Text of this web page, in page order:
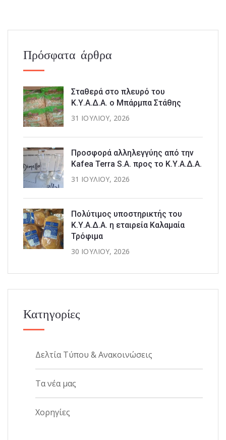
Πρόσφατα άρθρα
Σταθερά στο πλευρό του
Κ.Υ.Α.Δ.Α. ο Μπάρμπα Στάθης
31 ΙΟΥΛΊΟΥ, 2026
Προσφορά αλληλεγγύης από την
Kafea Terra S.A. προς το Κ.Υ.Α.Δ.Α.
31 ΙΟΥΛΊΟΥ, 2026
Πολύτιμος υποστηρικτής του
Κ.Υ.Α.Δ.Α. η εταιρεία Καλαμαία
Τρόφιμα
30 ΙΟΥΛΊΟΥ, 2026
Κατηγορίες
Δελτία Τύπου & Ανακοινώσεις
Τα νέα μας
Χορηγίες